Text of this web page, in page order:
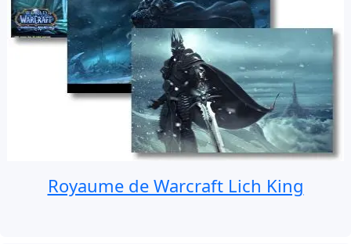
Royaume de Warcraft Lich King